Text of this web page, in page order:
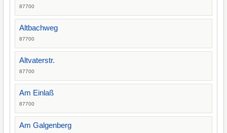
87700
Altbachweg
87700
Altvaterstr.
87700
Am Einlaß
87700
Am Galgenberg